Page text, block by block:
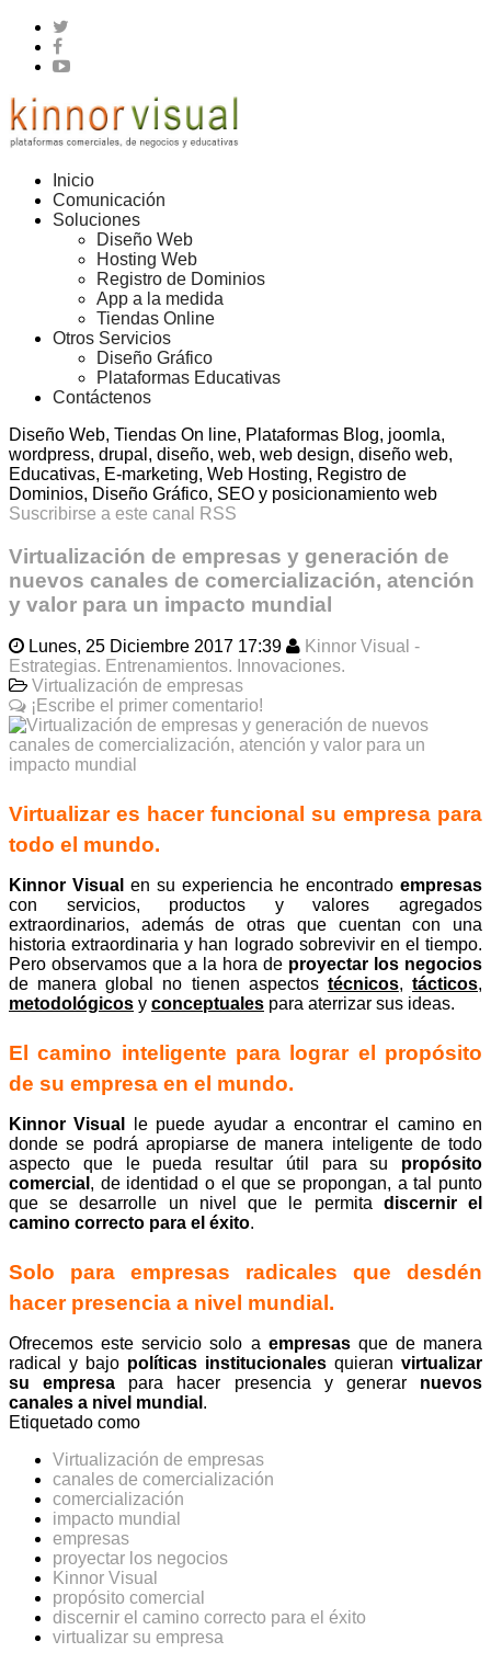
Inicio
Comunicación
Soluciones
Diseño Web
Hosting Web
Registro de Dominios
App a la medida
Tiendas Online
Otros Servicios
Diseño Gráfico
Plataformas Educativas
Contáctenos
Diseño Web, Tiendas On line, Plataformas Blog, joomla,
wordpress, drupal, diseño, web, web design, diseño web,
Educativas, E-marketing, Web Hosting, Registro de
Dominios, Diseño Gráfico, SEO y posicionamiento web
Suscribirse a este canal RSS
Virtualización de empresas y generación de
nuevos canales de comercialización, atención
y valor para un impacto mundial
Lunes, 25 Diciembre 2017 17:39
Kinnor Visual -
Estrategias. Entrenamientos. Innovaciones.
Virtualización de empresas
¡Escribe el primer comentario!
Virtualizar es hacer funcional su empresa para
todo el mundo.
Kinnor Visual en su experiencia he encontrado empresas
con servicios, productos y valores agregados
extraordinarios, además de otras que cuentan con una
historia extraordinaria y han logrado sobrevivir en el tiempo.
Pero observamos que a la hora de proyectar los negocios
de manera global no tienen aspectos técnicos,tácticos,
metodológicos y conceptuales para aterrizar sus ideas.
El camino inteligente para lograr el propósito
de su empresa en el mundo.
Kinnor Visual
le puede ayudar a encontrar el camino en
donde se podrá apropiarse de manera inteligente de todo
aspecto que le pueda resultar útil para su propósito
comercial , de identidad o el que se propongan, a tal punto
que se desarrolle un nivel que le permita discernir el
camino correcto para el éxito.
Solo para empresas radicales que desdén
hacer presencia a nivel mundial.
Ofrecemos este servicio solo a empresasque de manera
radical y bajo políticas institucionales quieran virtualizar
su empresa para hacer presencia y generar nuevos
canales a nivel mundial .
Etiquetado como
Virtualización de empresas
canales de comercialización
comercialización
impacto mundial
empresas
proyectar los negocios
Kinnor Visual
propósito comercial
discernir el camino correcto para el éxito
virtualizar su empresa